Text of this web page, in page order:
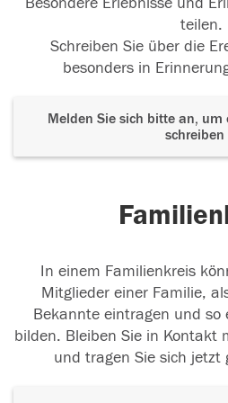
teilen.
Schreiben Sie über die
besonders in
Melden Sie sich bitte an, um
schreiben
In einem Familienkreis
Mitglieder einer Familie,
Bekannte eintragen und so
bilden. Bleiben Sie in Kontakt
und tragen Sie sich jetzt